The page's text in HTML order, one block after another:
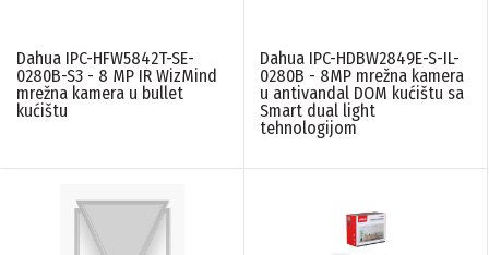
Dahua IPC-HFW5842T-SE-
0280B-S3 - 8 MP IR WizMind
mrežna kamera u bullet
kućištu
Dahua IPC-HDBW2849E-S-IL-
0280B - 8MP mrežna kamera
u antivandal DOM kućištu sa
Smart dual light
tehnologijom